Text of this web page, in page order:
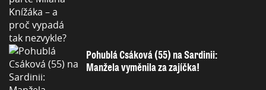
Pohublá Csáková (55) na Sardinii:
Manžela vyměnila za zajíčka!